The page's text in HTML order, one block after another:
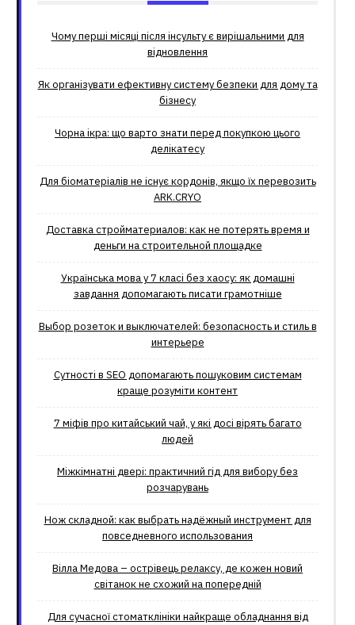
Чому перші місяці після інсульту є вирішальними для
відновлення
Як організувати ефективну систему безпеки для дому та
бізнесу
Чорна ікра: що варто знати перед покупкою цього
делікатесу
Для біоматеріалів не існує кордонів, якщо їх перевозить
ARK.CRYO
Доставка стройматериалов: как не потерять время и
деньги на строительной площадке
Українська мова у 7 класі без хаосу: як домашні
завдання допомагають писати грамотніше
Выбор розеток и выключателей: безопасность и стиль в
интерьере
Сутності в SEO допомагають пошуковим системам
краще розуміти контент
7 міфів про китайський чай, у які досі вірять багато
людей
Міжкімнатні двері: практичний гід для вибору без
розчарувань
Нож складной: как выбрать надёжный инструмент для
повседневного использования
Вілла Медова – острівець релаксу, де кожен новий
світанок не схожий на попередній
Для сучасної стоматклініки найкраще обладнання від